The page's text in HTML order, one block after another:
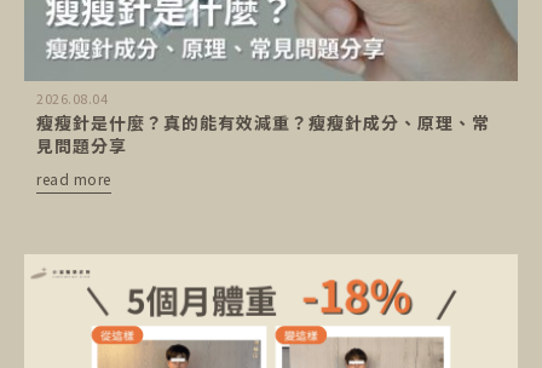
2026.08.04
瘦瘦針是什麼？真的能有效減重？瘦瘦針成分、原理、常
見問題分享
read more